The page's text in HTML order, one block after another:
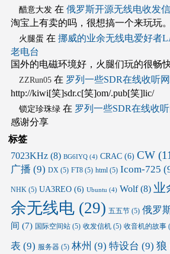
醋意大发在 俄罗斯开源无线电收发
淘宝上有卖的吗，很想搞一个来玩玩。
火腿蛋 在 挪威的业余无线电爱好者
老电台
国外的电磁环境好，火腿们玩的很畅
ZZRun05在 罗列一些SDR在线收听
http://kiwi[笑]sdr.c[笑]om/.pub[笑]lic/
锁定珍珠绿在 罗列一些SDR在线收
感谢分享
标签
7023KHz(8) BG6IYQ(4) CRAC(6) CW
广播 (9) DX(5) FT8(5) html(5) Icom-725
NHK(5) UA3REO(6) Ubuntu (4) Wolf(8) 业
余无线电(29) 五五节(5) 俄罗
间 (7) 国际空间站(5) 收发信机(5) 收音机的故事
表 (9) 服务器(5) 林州 (9) 特设台 (9) 狼